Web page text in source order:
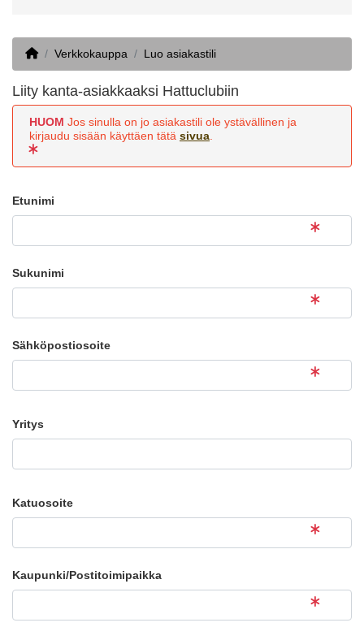
HomeVerkkokauppa Luo asiakastili
Liity kanta-asiakkaaksi Hattuclubiin
HUOM Jos sinulla on jo asiakastili ole ystävällinen ja
kirjaudu sisään käyttäen tätä sivua.
Etunimi
Sukunimi
Sähköpostiosoite
Yritys
Katuosoite
Kaupunki/Postitoimipaikka